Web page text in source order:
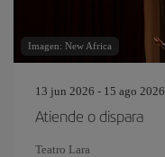
Imagen: New Africa
13 jun 2026 - 15 ago 2026
Atiende o dispara
Teatro Lara